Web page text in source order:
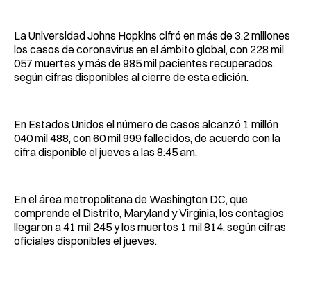
La Universidad Johns Hopkins cifró en más de 3,2 millones
los casos de coronavirus en el ámbito global, con 228 mil
057 muertes y más de 985 mil pacientes recuperados,
según cifras disponibles al cierre de esta edición.
En Estados Unidos el número de casos alcanzó 1 millón
040 mil 488, con 60 mil 999 fallecidos, de acuerdo con la
cifra disponible el jueves a las 8:45 am.
En el área metropolitana de Washington DC, que
comprende el Distrito, Maryland y Virginia, los contagios
llegaron a 41 mil 245 y los muertos 1 mil 814, según cifras
oficiales disponibles el jueves.